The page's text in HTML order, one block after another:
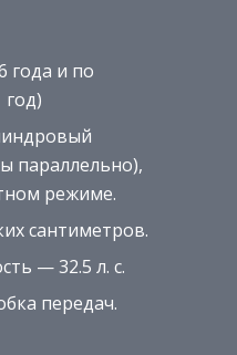
года и по
параллельно),
режиме.
сантиметров.
— 32.5 л. с.
передач.